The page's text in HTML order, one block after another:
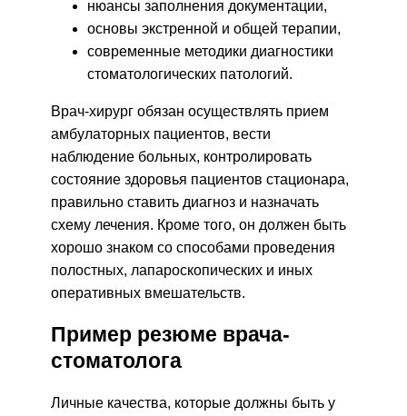
нюансы заполнения документации,
основы экстренной и общей терапии,
современные методики диагностики
стоматологических патологий.
Врач-хирург обязан осуществлять прием
амбулаторных пациентов, вести
наблюдение больных, контролировать
состояние здоровья пациентов стационара,
правильно ставить диагноз и назначать
схему лечения. Кроме того, он должен быть
хорошо знаком со способами проведения
полостных, лапароскопических и иных
оперативных вмешательств.
Пример резюме врача-
стоматолога
Личные качества, которые должны быть у